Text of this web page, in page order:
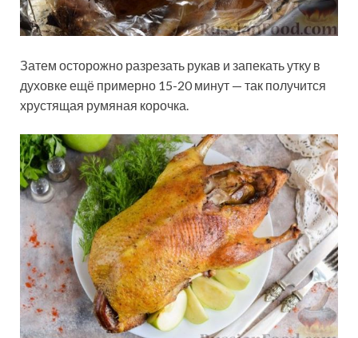
Затем осторожно разрезать рукав и запекать утку в
духовке ещё примерно 15-20 минут — так получится
хрустящая румяная корочка.